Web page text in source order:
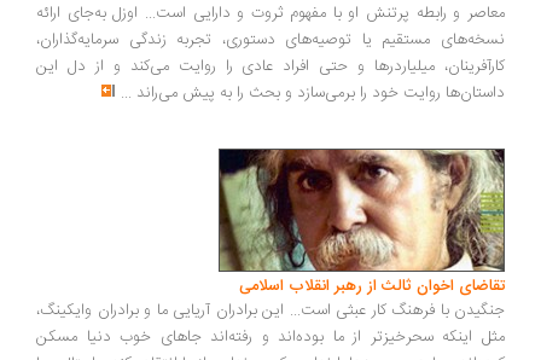
و رابطه پرتنش او با مفهوم ثروت و دارایی است... اوزل به‌جای ارائه
مستقیم یا توصیه‌های دستوری، تجربه زندگی سرمایه‌گذاران،
میلیاردرها و حتی افراد عادی را روایت می‌کند و از دل این
روایت خود را برمی‌سازد و بحث را به پیش می‌راند ...
اخوان ثالث از رهبر انقلاب اسلامی
با فرهنگ کار عبثی است... این برادران آریایی ما و برادران وایکینگ،
اینکه سحرخیزتر از ما بوده‌اند و رفته‌اند جاهای خوب دنیا مسکن